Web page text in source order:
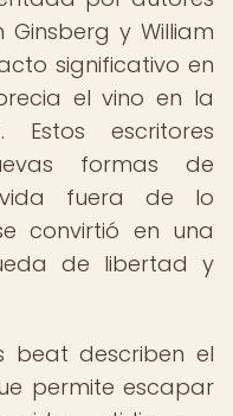
Ginsberg y William
significativo en
el vino en la
Estos escritores
formas de
fuera de lo
convirtió en una
de libertad y
beat describen el
permite escapar